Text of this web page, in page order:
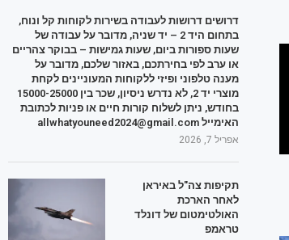
דרושים דרושות לעבודה בשירות לקוחות קל ונוח,
בתחום היד 2 – יד שניה, מדובר על עבודה של
שעות ספורות ביום, שעות גמישות – בבוקר צהריים
או ערב לפי בחירתכם, באזור שלכם, מדובר על
מענה טלפוני ופיזי ללקוחות המעוניינים לקחת
מוצרי יד 2, לא נדרש ניסיון, שכר בין 15000-25000
בחודש, ניתן לשלוח קורות חיים או פניות לכתובת
האימייל allwhatyouneed2024@gmail.com
אפריל 7, 2026
תקיפות צה"ל באיראן
לאחר הארכת
האולטימטום של דונלד
טראמפ